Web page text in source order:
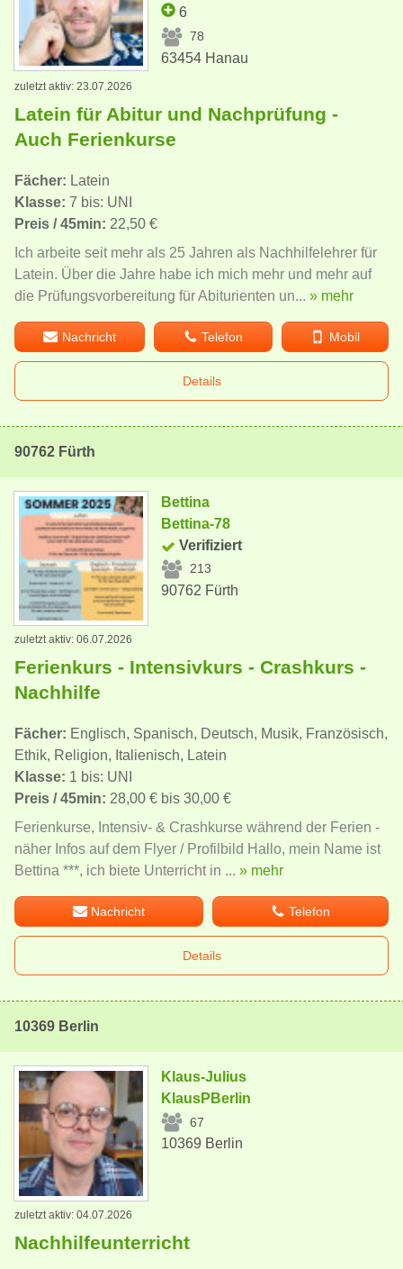
6
78
63454 Hanau
zuletzt aktiv: 23.07.2026
Latein für Abitur und Nachprüfung -
Auch Ferienkurse
Fächer: Latein
Klasse: 7 bis: UNI
Preis / 45min: 22,50 €
Ich arbeite seit mehr als 25 Jahren als Nachhilfelehrer für
Latein. Über die Jahre habe ich mich mehr und mehr auf
die Prüfungsvorbereitung für Abiturienten un... » mehr
Nachricht Telefon Mobil
Details
90762 Fürth
Bettina
Bettina-78
Verifiziert
213
90762 Fürth
zuletzt aktiv: 06.07.2026
Ferienkurs - Intensivkurs - Crashkurs -
Nachhilfe
Fächer: Englisch, Spanisch, Deutsch, Musik, Französisch,
Ethik, Religion, Italienisch, Latein
Klasse: 1 bis: UNI
Preis / 45min: 28,00 € bis 30,00 €
Ferienkurse, Intensiv- & Crashkurse während der Ferien -
näher Infos auf dem Flyer / Profilbild Hallo, mein Name ist
Bettina ***, ich biete Unterricht in ... » mehr
Nachricht Telefon
Details
10369 Berlin
Klaus-Julius
KlausPBerlin
67
10369 Berlin
zuletzt aktiv: 04.07.2026
Nachhilfeunterricht